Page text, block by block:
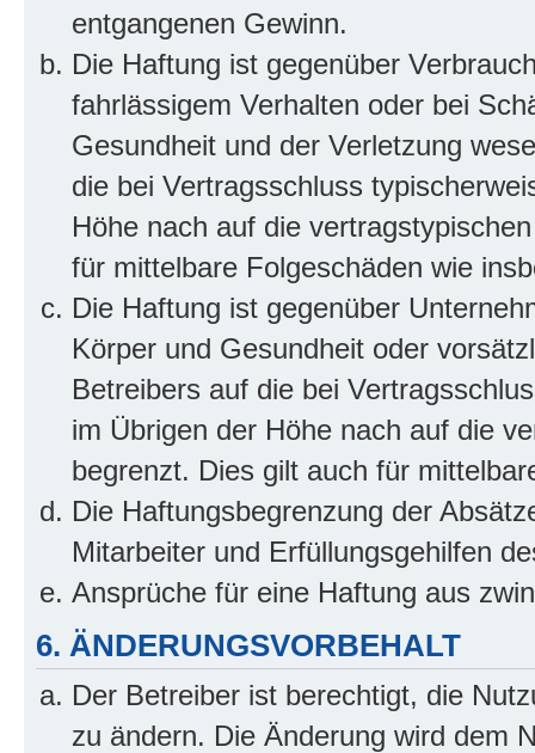
entgangenen Gewinn.
Die Haftung ist gegenüber
fahrlässigem Verhalten oder bei
Gesundheit und der Verletzung
die bei Vertragsschluss
Höhe nach auf die
für mittelbare Folgeschäden wie
Die Haftung ist gegenüber
Körper und Gesundheit oder
Betreibers auf die bei
im Übrigen der Höhe nach auf die
begrenzt. Dies gilt auch für
Die Haftungsbegrenzung der
Mitarbeiter und Erfüllungsgehilfen
Ansprüche für eine Haftung aus
6. ÄNDERUNGSVORBEHALT
Der Betreiber ist berechtigt, die
zu ändern. Die Änderung wird dem